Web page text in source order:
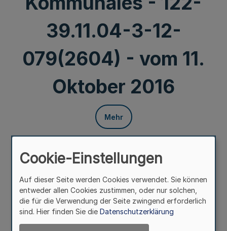
39.11.04-3-12-
079(2604) - vom 11.
Oktober 2016
Mehr
Anordnung nach § 60a Abs. 1 AufenthG
- 122-39.11.04-3-12-079(2604) -
vom 11. Oktober 2016
Cookie-Einstellungen
Auf dieser Seite werden Cookies verwendet. Sie können
entweder allen Cookies zustimmen, oder nur solchen,
die für die Verwendung der Seite zwingend erforderlich
sind. Hier finden Sie die Datenschutzerklärung